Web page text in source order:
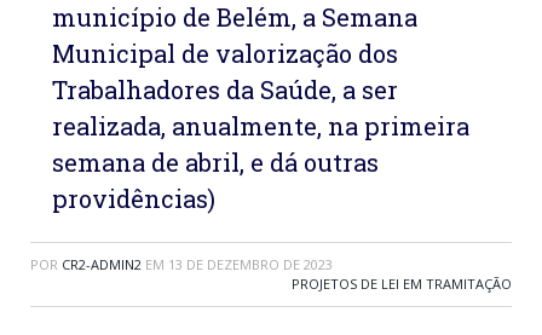
município de Belém, a Semana
Municipal de valorização dos
Trabalhadores da Saúde, a ser
realizada, anualmente, na primeira
semana de abril, e dá outras
providências)
POR CR2-ADMIN2 EM 13 DE DEZEMBRO DE 2023
PROJETOS DE LEI EM TRAMITAÇÃO